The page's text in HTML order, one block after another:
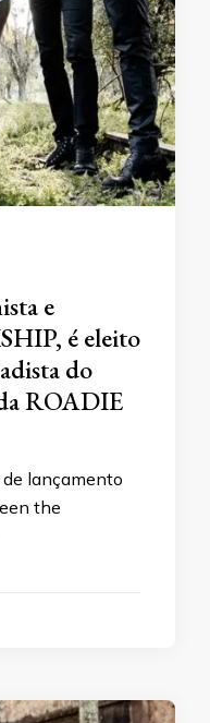
e
é eleito
do
ROADIE
lançamento
the